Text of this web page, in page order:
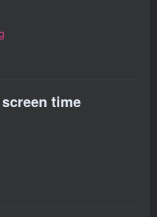
time